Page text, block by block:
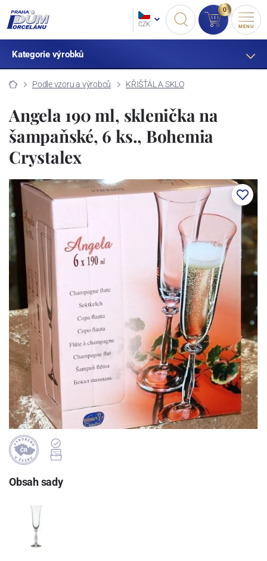
CZK
0
MENU
Kategorie výrobků
Podle vzoru a výrobců KŘIŠŤÁL A SKLO
Angela 190 ml, sklenička na
šampaňské, 6 ks., Bohemia
Crystalex
Obsah sady